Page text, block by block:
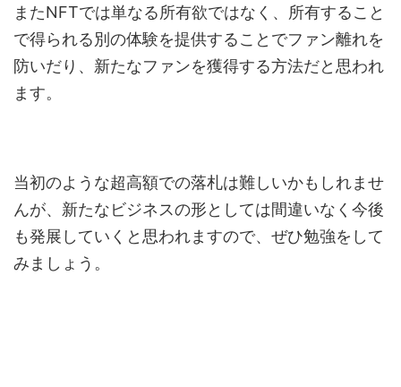
またNFTでは単なる所有欲ではなく、所有すること
で得られる別の体験を提供することでファン離れを
防いだり、新たなファンを獲得する方法だと思われ
ます。
当初のような超高額での落札は難しいかもしれませ
んが、新たなビジネスの形としては間違いなく今後
も発展していくと思われますので、ぜひ勉強をして
みましょう。